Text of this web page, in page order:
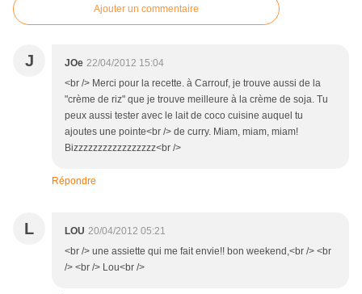
Ajouter un commentaire
J JOe 22/04/2012 15:04
<br /> Merci pour la recette. à Carrouf, je trouve aussi de la
"crème de riz" que je trouve meilleure à la crème de soja. Tu
peux aussi tester avec le lait de coco cuisine auquel tu
ajoutes une pointe<br /> de curry. Miam, miam, miam!
Bizzzzzzzzzzzzzzzzz<br />
Répondre
L LOU 20/04/2012 05:21
<br /> une assiette qui me fait envie!! bon weekend,<br /> <br
/> <br /> Lou<br />